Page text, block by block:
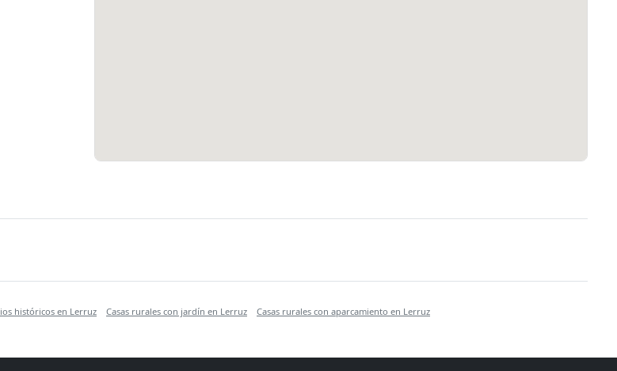
históricos en Lerruz Casas rurales con jardín en Lerruz Casas rurales con aparcamiento en Lerruz